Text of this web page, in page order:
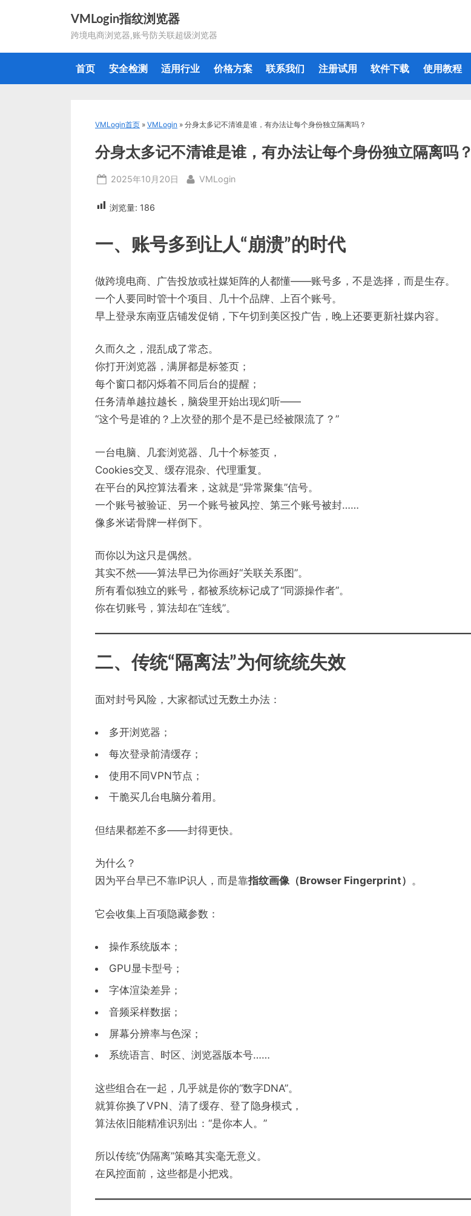
VMLogin指纹浏览器
跨境电商浏览器,账号防关联超级浏览器
首页 安全检测 适用行业 价格方案 联系我们 注册试用 软件下载 使用教程
VMLogin首页 » VMLogin » 分身太多记不清谁是谁，有办法让每个身份独立隔离吗？
分身太多记不清谁是谁，有办法让每个身份独立隔离吗？
Posted
2025年10月20日 By
VMLogin
浏览量: 186
一、账号多到让人“崩溃”的时代
做跨境电商、广告投放或社媒矩阵的人都懂——账号多，不是选择，而是生存。
一个人要同时管十个项目、几十个品牌、上百个账号。
早上登录东南亚店铺发促销，下午切到美区投广告，晚上还要更新社媒内容。
久而久之，混乱成了常态。
你打开浏览器，满屏都是标签页；
每个窗口都闪烁着不同后台的提醒；
任务清单越拉越长，脑袋里开始出现幻听——
“这个号是谁的？上次登的那个是不是已经被限流了？”
一台电脑、几套浏览器、几十个标签页，
Cookies交叉、缓存混杂、代理重复。
在平台的风控算法看来，这就是“异常聚集”信号。
一个账号被验证、另一个账号被风控、第三个账号被封……
像多米诺骨牌一样倒下。
而你以为这只是偶然。
其实不然——算法早已为你画好“关联关系图”。
所有看似独立的账号，都被系统标记成了“同源操作者”。
你在切账号，算法却在“连线”。
二、传统“隔离法”为何统统失效
面对封号风险，大家都试过无数土办法：
多开浏览器；
每次登录前清缓存；
使用不同VPN节点；
干脆买几台电脑分着用。
但结果都差不多——封得更快。
为什么？
因为平台早已不靠IP识人，而是靠指纹画像（Browser Fingerprint） 。
它会收集上百项隐藏参数：
操作系统版本；
GPU显卡型号；
字体渲染差异；
音频采样数据；
屏幕分辨率与色深；
系统语言、时区、浏览器版本号……
这些组合在一起，几乎就是你的“数字DNA”。
就算你换了VPN、清了缓存、登了隐身模式，
算法依旧能精准识别出：“是你本人。”
所以传统“伪隔离”策略其实毫无意义。
在风控面前，这些都是小把戏。